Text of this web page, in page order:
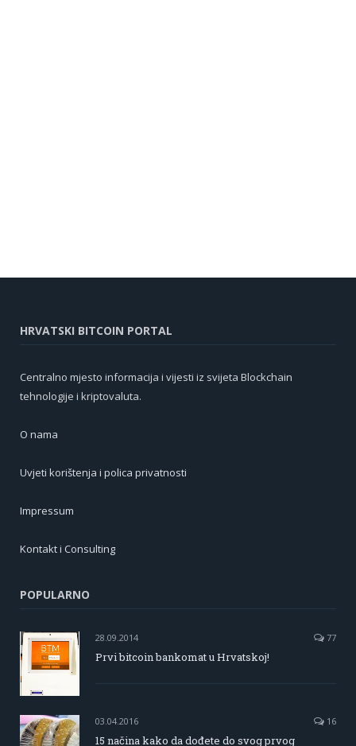
HRVATSKI BITCOIN PORTAL
Centralno mjesto informacija i vijesti iz svijeta Blockchain
tehnologije i kriptovaluta.
O nama
Uvjeti korištenja i polica privatnosti
Impressum
Kontakt i Consulting
POPULARNO
28.09.2014 77
Prvi bitcoin bankomat u Hrvatskoj!
03.04.2016 16
15 načina kako da dođete do svog prvog